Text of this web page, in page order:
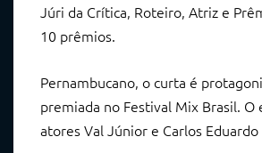
Júri da Crítica, Roteiro, Atriz e
10 prêmios.
Pernambucano, o curta é
premiada no Festival Mix Brasil.
atores Val Júnior e Carlos Eduardo